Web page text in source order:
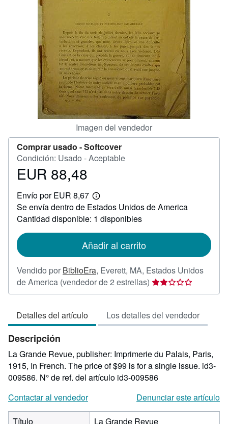
CERRAR
Imagen del vendedor
Comprar usado -Softcover
Condición: Usado - Aceptable
Precio
88,48
EUR 88,48
Envío por EUR 8,67
Más
información
sobre
las
envío
Se envía dentro de Estados Unidos de America
Cantidad disponible: 1 disponibles
Añadir al carrito
Vendido por BiblioEra, Everett, MA, Estados Unidos
de America (vendedor de 2 estrellas) Calificación
del
2
de
estrellas
Detalles del artículo Los detalles del vendedor
Descripción
La Grande Revue, publisher: Imprimerie du Palais, Paris,
1915, In French. The price of $99 is for a single issue. id3-
009586. N° de ref. del artículo id3-009586
Contactar al vendedor
Denunciar este artículo
Título
La Grande Revue